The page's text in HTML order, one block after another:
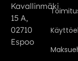
Kavallinmäki
15 A,
02710
Espoo